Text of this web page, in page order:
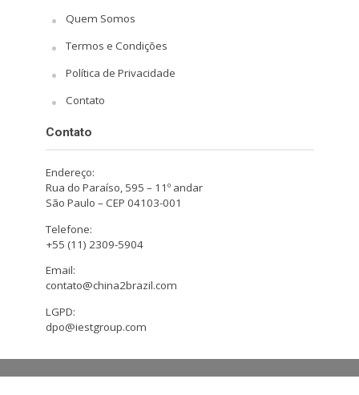
Quem Somos
Termos e Condições
Política de Privacidade
Contato
Contato
Endereço:
Rua do Paraíso, 595 – 11º andar
São Paulo – CEP 04103-001
Telefone:
+55 (11) 2309-5904
Email:
contato@china2brazil.com
LGPD:
dpo@iestgroup.com